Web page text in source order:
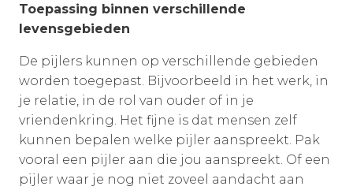
Toepassing binnen verschillende
levensgebieden
De pijlers kunnen op verschillende gebieden
worden toegepast. Bijvoorbeeld in het werk, in
je relatie, in de rol van ouder of in je
vriendenkring. Het fijne is dat mensen zelf
kunnen bepalen welke pijler aanspreekt. Pak
vooral een pijler aan die jou aanspreekt. Of een
pijler waar je nog niet zoveel aandacht aan